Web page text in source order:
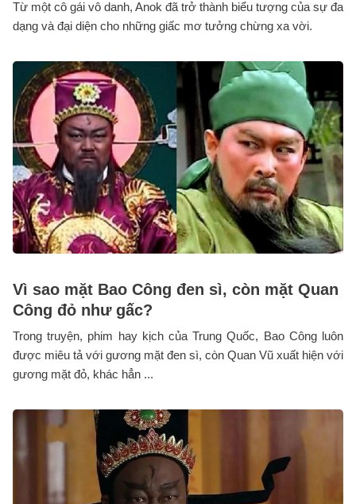
Từ một cô gái vô danh, Anok đã trở thành biểu tượng của sự đa
dạng và đại diện cho những giấc mơ tưởng chừng xa vời.
Vì sao mặt Bao Công đen sì, còn mặt Quan
Công đỏ như gấc?
Trong truyện, phim hay kịch của Trung Quốc, Bao Công luôn
được miêu tả với gương mặt đen sì, còn Quan Vũ xuất hiện với
gương mặt đỏ, khác hẳn ...